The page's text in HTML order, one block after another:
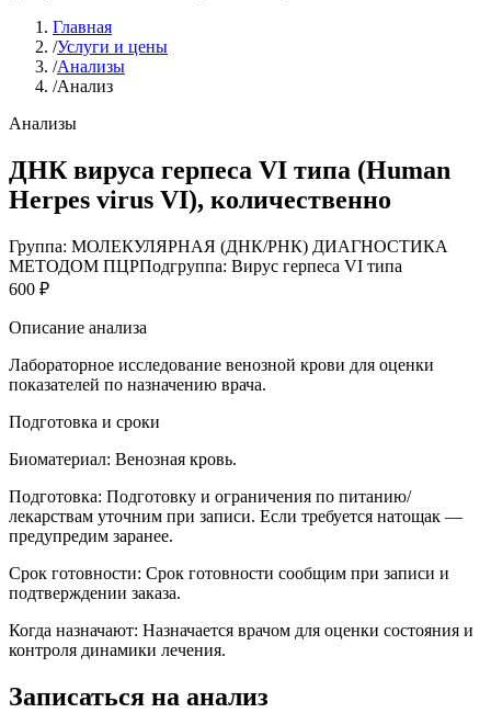
Главная
/Услуги и цены
/Анализы
/Анализ
Анализы
ДНК вируса герпеса VI типа (Human
Herpes virus VI), количественно
Группа: МОЛЕКУЛЯРНАЯ (ДНК/РНК) ДИАГНОСТИКА
МЕТОДОМ ПЦРПодгруппа: Вирус герпеса VI типа
600 ₽
Описание анализа
Лабораторное исследование венозной крови для оценки
показателей по назначению врача.
Подготовка и сроки
Биоматериал: Венозная кровь.
Подготовка: Подготовку и ограничения по питанию/
лекарствам уточним при записи. Если требуется натощак —
предупредим заранее.
Срок готовности: Срок готовности сообщим при записи и
подтверждении заказа.
Когда назначают: Назначается врачом для оценки состояния и
контроля динамики лечения.
Записаться на анализ